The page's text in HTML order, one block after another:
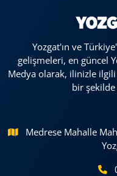
Yozgat'ın ve
gelişmeleri, en güncel
Medya olarak, ilinizle ilgili
bir şekilde
Medrese Mahalle